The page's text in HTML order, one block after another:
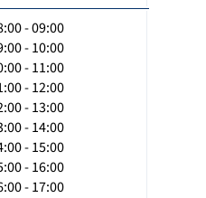
- 09:00
- 10:00
- 11:00
- 12:00
- 13:00
- 14:00
- 15:00
- 16:00
- 17:00